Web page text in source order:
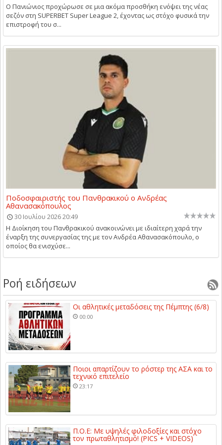
Ο Πανιώνιος προχώρωσε σε μια ακόμα προσθήκη ενόψει της νέας
σεζόν στη SUPERBET Super League 2, έχοντας ως στόχο φυσικά την
επιστροφή του σ...
Ποδοσφαιριστής του Πανθρακικού ο Ανδρέας
Αθανασακόπουλος
30 Ιουλίου 2026 20:49
Η Διοίκηση του Πανθρακικού ανακοινώνει με ιδιαίτερη χαρά την
έναρξη της συνεργασίας της με τον Ανδρέα Αθανασακόπουλο, ο
οποίος θα ενισχύσε...
Ροή ειδήσεων
Οι αθλητικές μεταδόσεις της Πέμπτης (6/8)
00:00
Ποιοι απαρτίζουν το ρόστερ της ΑΣΑ και το
τεχνικό επιτελείο
23:17
Π.Ο.Ε: Με υψηλές φιλοδοξίες και στόχο
τον πρωταθλητισμό! (PICS + VIDEOS)